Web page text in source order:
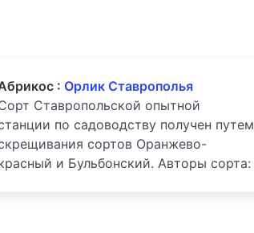
: Орлик Ставрополья
Ставропольской опытной
по садоводству получен путем
сортов Оранжево-
и Бульбонский. Авторы сорта: